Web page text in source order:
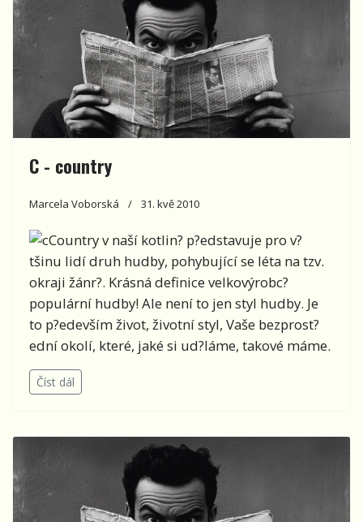
C - country
Marcela Voborská 31. kvě 2010
Country v naší kotlin? p?edstavuje pro v?
tšinu lidí druh hudby, pohybující se léta na tzv.
okraji žánr?. Krásná definice velkovýrobc?
populární hudby! Ale není to jen styl hudby. Je
to p?edevším život, životní styl, Vaše bezprost?
ední okolí, které, jaké si ud?láme, takové máme.
Číst dál